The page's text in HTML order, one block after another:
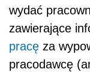
wydać
zawierające
pracę za
pracodawcę